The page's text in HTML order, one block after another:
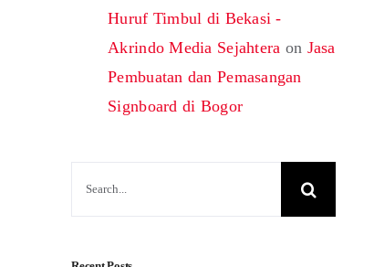
Huruf Timbul di Bekasi -
Akrindo Media Sejahtera on Jasa
Pembuatan dan Pemasangan
Signboard di Bogor